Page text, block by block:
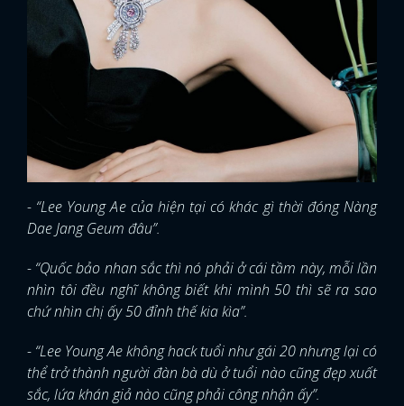
- “Lee Young Ae của hiện tại có khác gì thời đóng Nàng
Dae Jang Geum đâu”.
- “Quốc bảo nhan sắc thì nó phải ở cái tầm này, mỗi lần
nhìn tôi đều nghĩ không biết khi mình 50 thì sẽ ra sao
chứ nhìn chị ấy 50 đỉnh thế kia kìa”.
- “Lee Young Ae không hack tuổi như gái 20 nhưng lại có
thể trở thành người đàn bà dù ở tuổi nào cũng đẹp xuất
sắc, lứa khán giả nào cũng phải công nhận ấy”.